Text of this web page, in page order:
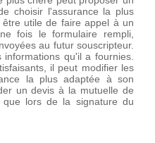
choisir l'assurance la plus
utile de faire appel à un
fois le formulaire rempli,
au futur souscripteur.
qu'il a fournies.
il peut modifier les
la plus adaptée à son
un devis à la mutuelle de
lors de la signature du